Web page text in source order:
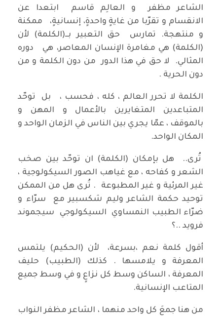
الشاعر مظفر و العالِم قاسم ابتعدا عن
الانقسام و تقرّبا من غايةٍ واحدةٍ، إنسانيةٍ، ممكنة
و منتهجة. تمارس حق التعبير بــ(الكلمة) لأن
(الكلمة) هي مغامرة الإنسان المعاصر، هي دوره
المثالي. لا حق في هذا الدور من دون الكلمة و من
دون الحرية .
الكلمة لا تحرر العالم ، كله ، فحسب ، بل توحّد
المتباعدين المتغايرين بالأعمال و المهن و
بالموقف ، عمّا يجري بين الناس في الزمان الواحد و
المكان الواحد.
تُرى.. هل بإمكان (الكلمة) ان توحّد بين صخب
الشعر و كفاحه ، مع غياهب الصور السيكولوجية ،
غير المرئية و غير المطبوعة . تُرى هل من الممكن
توحيد حكمة الشاعر وليم شكسبير مع سرّاء و
ضرّاء الطبيب النمساوي السيكولوجي سيجموند
فرويد ..؟
أقول كلمة نعم ،بسرعة، لأن (الحكيم) يلتمس
المعرفة و يلامسها . كذلك (الطبيب) حليف
المعرفة ، الساكن وسط كل نزاعٍ و في وسط جميع
المتاعب الإنسانية.
من هنا جمعَ كل واحد منهما ، الشاعر مظفر النواب